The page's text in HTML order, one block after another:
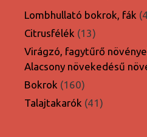
Lombhullató bokrok, fák
Citrusfélék 1313
termék
Virágzó, fagytűrő
Alacsony növekedésű
Bokrok 160160
termék
Talajtakarók 4141